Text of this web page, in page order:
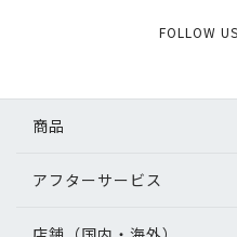
FOLLOW
商品
アフターサービス